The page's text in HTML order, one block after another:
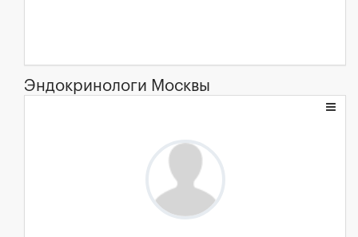
Эндокринологи Москвы